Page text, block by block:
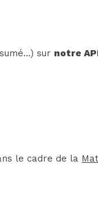
sur notre
le cadre de la